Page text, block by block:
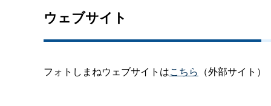
ウェブサイト
フォトしまねウェブサイトはこちら （外部サイト）